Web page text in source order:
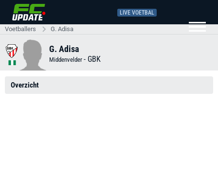
LIVE VOETBAL
Voetballers G. Adisa
G. Adisa
Middenvelder - GBK
Overzicht